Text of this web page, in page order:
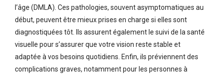
l’âge (DMLA). Ces pathologies, souvent asymptomatiques au
début, peuvent être mieux prises en charge si elles sont
diagnostiquées tôt. Ils assurent également le suivi de la santé
visuelle pour s’assurer que votre vision reste stable et
adaptée à vos besoins quotidiens. Enfin, ils préviennent des
complications graves, notamment pour les personnes à